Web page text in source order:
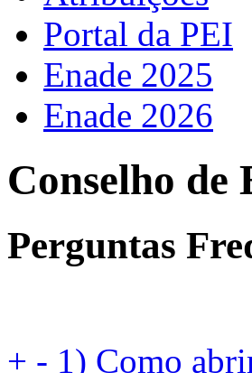
Portal da PEI
Enade 2025
Enade 2026
Conselho de
Perguntas
+ - 1) Como